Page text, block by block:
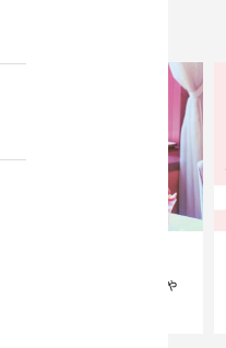
を着るきっかけに♡ おしゃ